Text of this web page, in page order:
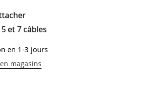
et 7 câbles
en 1-3 jours
magasins